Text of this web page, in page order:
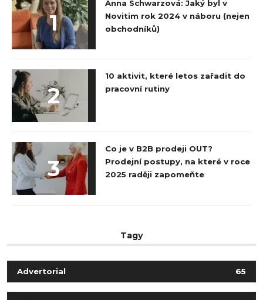
1
Anna Schwarzová: Jaký byl v
Novitim rok 2024 v náboru (nejen
obchodníků)
2
10 aktivit, které letos zařadit do
pracovní rutiny
3
Co je v B2B prodeji OUT?
Prodejní postupy, na které v roce
2025 raději zapomeňte
Tagy
Advertorial 65